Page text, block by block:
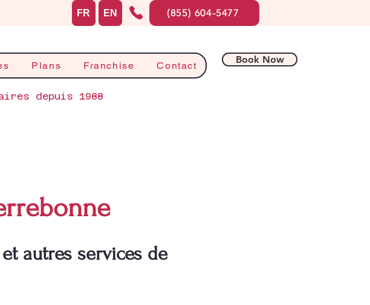
Plans Franchise Contact
Book Now
depuis 1988
FR EN (855) 604-5477
autres services de